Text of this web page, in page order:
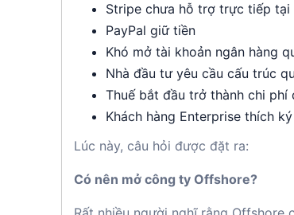
Stripe chưa hỗ trợ trực tiếp tại
PayPal giữ tiền
Khó mở tài khoản ngân hàng
Nhà đầu tư yêu cầu cấu trúc
Thuế bắt đầu trở thành chi phí
Khách hàng Enterprise thích
Lúc này, câu hỏi được đặt ra:
Có nên mở công ty Offshore?